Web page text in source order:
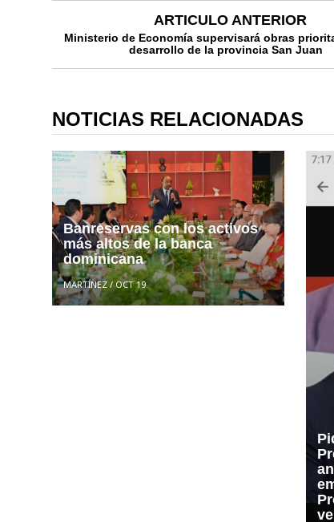
ARTICULO ANTERIOR
Ministerio de Economía supervisará obras
desarrollo de la provincia San Juan
NOTICIAS RELACIONADAS
Banreservas con los activos
más altos de la banca
dominicana
MARTÍNEZ /OCT 19